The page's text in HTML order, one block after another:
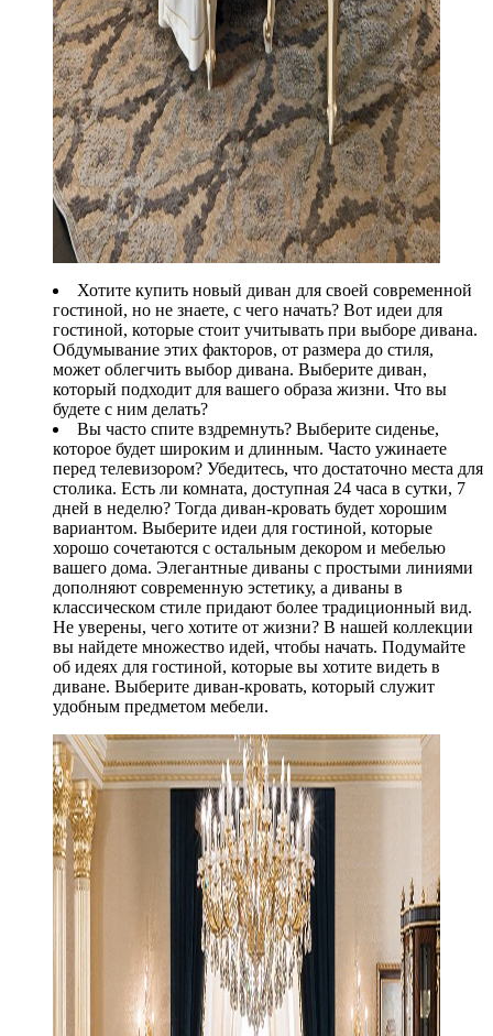
Хотите купить новый диван для своей современной
гостиной, но не знаете, с чего начать? Вот идеи для
гостиной, которые стоит учитывать при выборе дивана.
Обдумывание этих факторов, от размера до стиля,
может облегчить выбор дивана. Выберите диван,
который подходит для вашего образа жизни. Что вы
будете с ним делать?
Вы часто спите вздремнуть? Выберите сиденье,
которое будет широким и длинным. Часто ужинаете
перед телевизором? Убедитесь, что достаточно места для
столика. Есть ли комната, доступная 24 часа в сутки, 7
дней в неделю? Тогда диван-кровать будет хорошим
вариантом. Выберите идеи для гостиной, которые
хорошо сочетаются с остальным декором и мебелью
вашего дома. Элегантные диваны с простыми линиями
дополняют современную эстетику, а диваны в
классическом стиле придают более традиционный вид.
Не уверены, чего хотите от жизни? В нашей коллекции
вы найдете множество идей, чтобы начать. Подумайте
об идеях для гостиной, которые вы хотите видеть в
диване. Выберите диван-кровать, который служит
удобным предметом мебели.